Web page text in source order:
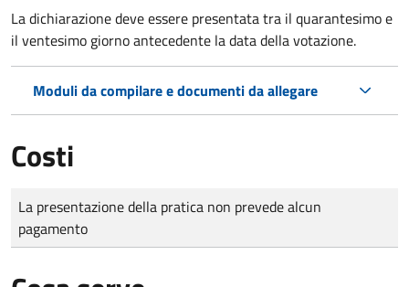
La dichiarazione deve essere presentata tra il quarantesimo e
il ventesimo giorno antecedente la data della votazione.
Moduli da compilare e documenti da allegare
Costi
Tipo di pagamento
Importo
La presentazione della pratica non prevede alcun
pagamento